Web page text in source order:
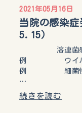
2021年05月16日
当院の感染
5.15）
溶連菌感染
例 ウイルス性
例 細菌性胃腸
…
続きを読む